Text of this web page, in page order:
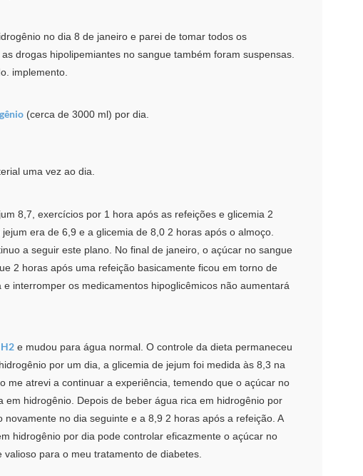
no dia 8 de janeiro e parei de tomar todos os
drogas hipolipemiantes no sangue também foram suspensas.
implemento.
(cerca de 3000 ml) por dia.
uma vez ao dia.
8,7, exercícios por 1 hora após as refeições e glicemia 2
era de 6,9 ​​e a glicemia de 8,0 2 horas após o almoço.
a seguir este plano. No final de janeiro, o açúcar no sangue
2 horas após uma refeição basicamente ficou em torno de
interromper os medicamentos hipoglicêmicos não aumentará
e mudou para água normal. O controle da dieta permaneceu
por um dia, a glicemia de jejum foi medida às 8,3 na
me atrevi a continuar a experiência, temendo que o açúcar no
hidrogênio. Depois de beber água rica em hidrogênio por
no dia seguinte e a 8,9 2 horas após a refeição. A
hidrogênio por dia pode controlar eficazmente o açúcar no
para o meu tratamento de diabetes.